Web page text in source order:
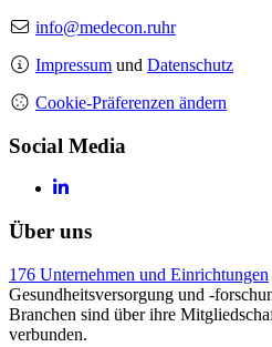
info@medecon.ruhr
Impressum und Datenschutz
Cookie-Präferenzen ändern
Social Media
Über uns
176 Unternehmen und Einrichtungen
Gesundheitsversorgung und -
Branchen sind über ihre
verbunden.